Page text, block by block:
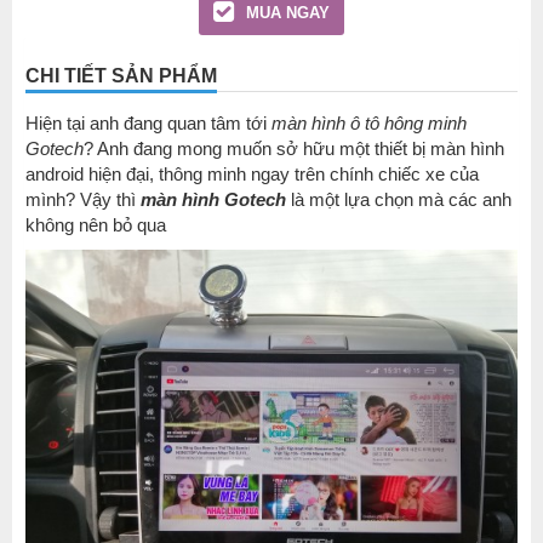
MUA NGAY
CHI TIẾT SẢN PHẨM
Hiện tại anh đang quan tâm tới màn hình ô tô hông minh
Gotech? Anh đang mong muốn sở hữu một thiết bị màn hình
android hiện đại, thông minh ngay trên chính chiếc xe của
mình? Vậy thì màn hình Gotech là một lựa chọn mà các anh
không nên bỏ qua